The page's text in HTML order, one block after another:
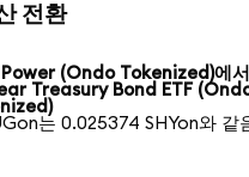
전환
Power (Ondo Tokenized)에
Treasury Bond ETF
는 0.025374 SHYon와 같